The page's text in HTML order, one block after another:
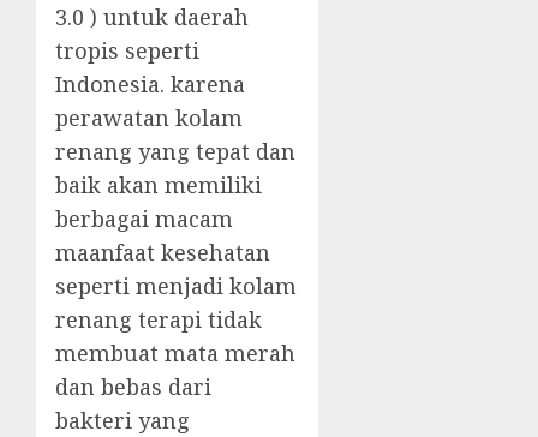
3.0 ) untuk daerah
tropis seperti
Indonesia. karena
perawatan kolam
renang yang tepat dan
baik akan memiliki
berbagai macam
maanfaat kesehatan
seperti menjadi kolam
renang terapi tidak
membuat mata merah
dan bebas dari
bakteri yang